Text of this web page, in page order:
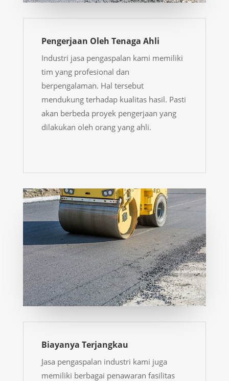
Pengerjaan Oleh Tenaga Ahli
Industri jasa pengaspalan kami memiliki
tim yang profesional dan
berpengalaman. Hal tersebut
mendukung terhadap kualitas hasil. Pasti
akan berbeda proyek pengerjaan yang
dilakukan oleh orang yang ahli.
Biayanya Terjangkau
Jasa pengaspalan industri kami juga
memiliki berbagai penawaran fasilitas